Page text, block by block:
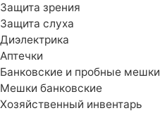
Защита зрения
Защита слуха
Диэлектрика
Аптечки
Банковские и пробные мешки
Мешки банковские
Хозяйственный инвентарь